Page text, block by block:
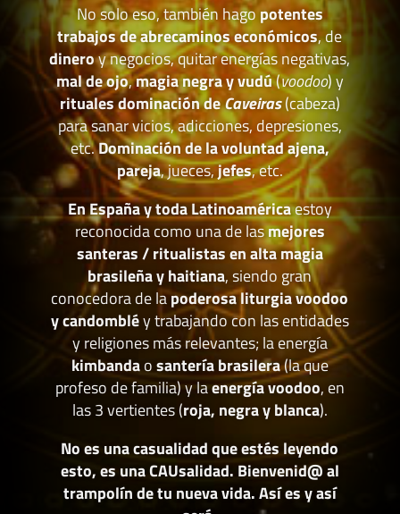
No solo eso, también hagopotentes
trabajos de abrecaminos económicos, de
dineroy negocios, quitar energías negativas,
mal de ojo,magia negra y vudú(voodoo) y
rituales dominación deCaveiras(cabeza)
para sanar vicios, adicciones, depresiones,
etc.Dominación de la voluntad ajena,
pareja, jueces,jefes, etc.
En España y toda Latinoaméricaestoy
reconocida como una de lasmejores
santeras / ritualistas en alta magia
brasileña y haitiana, siendo gran
conocedora de lapoderosa liturgia voodoo
y candombléy trabajando con las entidades
y religiones más relevantes; la energía
kimbandaosantería brasilera(la que
profeso de familia) y laenergía voodoo, en
las 3 vertientes (roja, negra y blanca).
No es una casualidad que estés leyendo
esto, es una CAUsalidad. Bienvenid@ al
trampolín de tu nueva vida. Así es y así